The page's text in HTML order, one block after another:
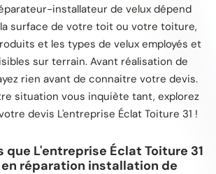
installateur de velux dépend
surface de votre toit ou votre toiture,
et les types de velux employés et
sur terrain. Avant réalisation de
rien avant de connaitre votre devis.
situation vous inquiète tant, explorez
devis L'entreprise Éclat Toiture 31 !
L'entreprise Éclat Toiture 31
réparation installation de